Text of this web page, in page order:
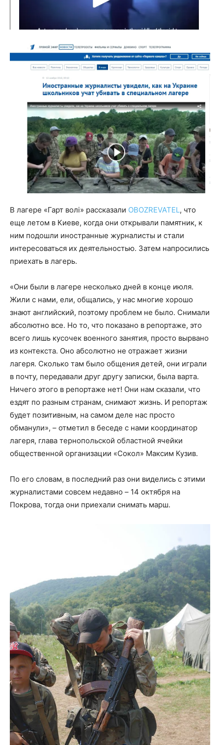
В лагере «Гарт волі» рассказали OBOZREVATEL, что
еще летом в Киеве, когда они открывали памятник, к
ним подошли иностранные журналисты и стали
интересоваться их деятельностью. Затем напросились
приехать в лагерь.
«Они были в лагере несколько дней в конце июля.
Жили с нами, ели, общались, у нас многие хорошо
знают английский, поэтому проблем не было. Снимали
абсолютно все. Но то, что показано в репортаже, это
всего лишь кусочек военного занятия, просто вырвано
из контекста. Оно абсолютно не отражает жизни
лагеря. Сколько там было общения детей, они играли
в почту, передавали друг другу записки, была варта.
Ничего этого в репортаже нет! Они нам сказали, что
ездят по разным странам, снимают жизнь. И репортаж
будет позитивным, на самом деле нас просто
обманули», – отметил в беседе с нами координатор
лагеря, глава тернопольской областной ячейки
общественной организации «Сокол» Максим Кузив.
По его словам, в последний раз они виделись с этими
журналистами совсем недавно – 14 октября на
Покрова, тогда они приехали снимать марш.